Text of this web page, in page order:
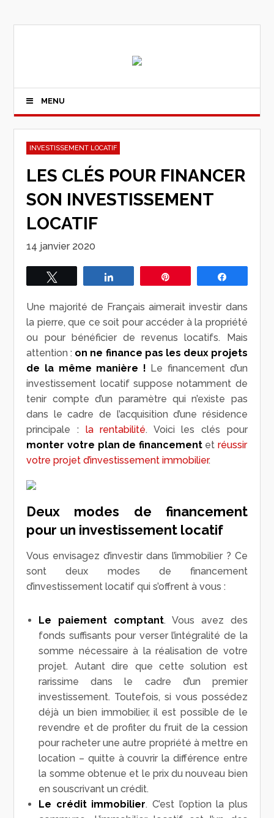
MENU
INVESTISSEMENT LOCATIF
LES CLÉS POUR FINANCER
SON INVESTISSEMENT
LOCATIF
14 janvier 2020
Une majorité de Français aimerait investir dans
la pierre, que ce soit pour accéder à la propriété
ou pour bénéficier de revenus locatifs. Mais
attention : on ne finance pas les deux projets
de la même manière ! Le financement d’un
investissement locatif suppose notamment de
tenir compte d’un paramètre qui n’existe pas
dans le cadre de l’acquisition d’une résidence
principale : la rentabilité. Voici les clés pour
monter votre plan de financementetréussir
votre projet d’investissement immobilier.
Deux modes de financement
pour un investissement locatif
Vous envisagez d’investir dans l’immobilier ? Ce
sont deux modes de financement
d’investissement locatif qui s’offrent à vous :
Le paiement comptant. Vous avez des
fonds suffisants pour verser l’intégralité de la
somme nécessaire à la réalisation de votre
projet. Autant dire que cette solution est
rarissime dans le cadre d’un premier
investissement. Toutefois, si vous possédez
déjà un bien immobilier, il est possible de le
revendre et de profiter du fruit de la cession
pour racheter une autre propriété à mettre en
location – quitte à couvrir la différence entre
la somme obtenue et le prix du nouveau bien
en souscrivant un crédit.
Le crédit immobilier. C’est l’option la plus